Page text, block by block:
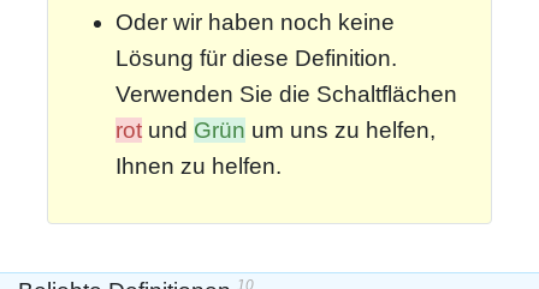
Oder wir haben noch keine
Lösung für diese Definition.
Verwenden Sie die Schaltflächen
rot und Grün um uns zu helfen,
Ihnen zu helfen.
10